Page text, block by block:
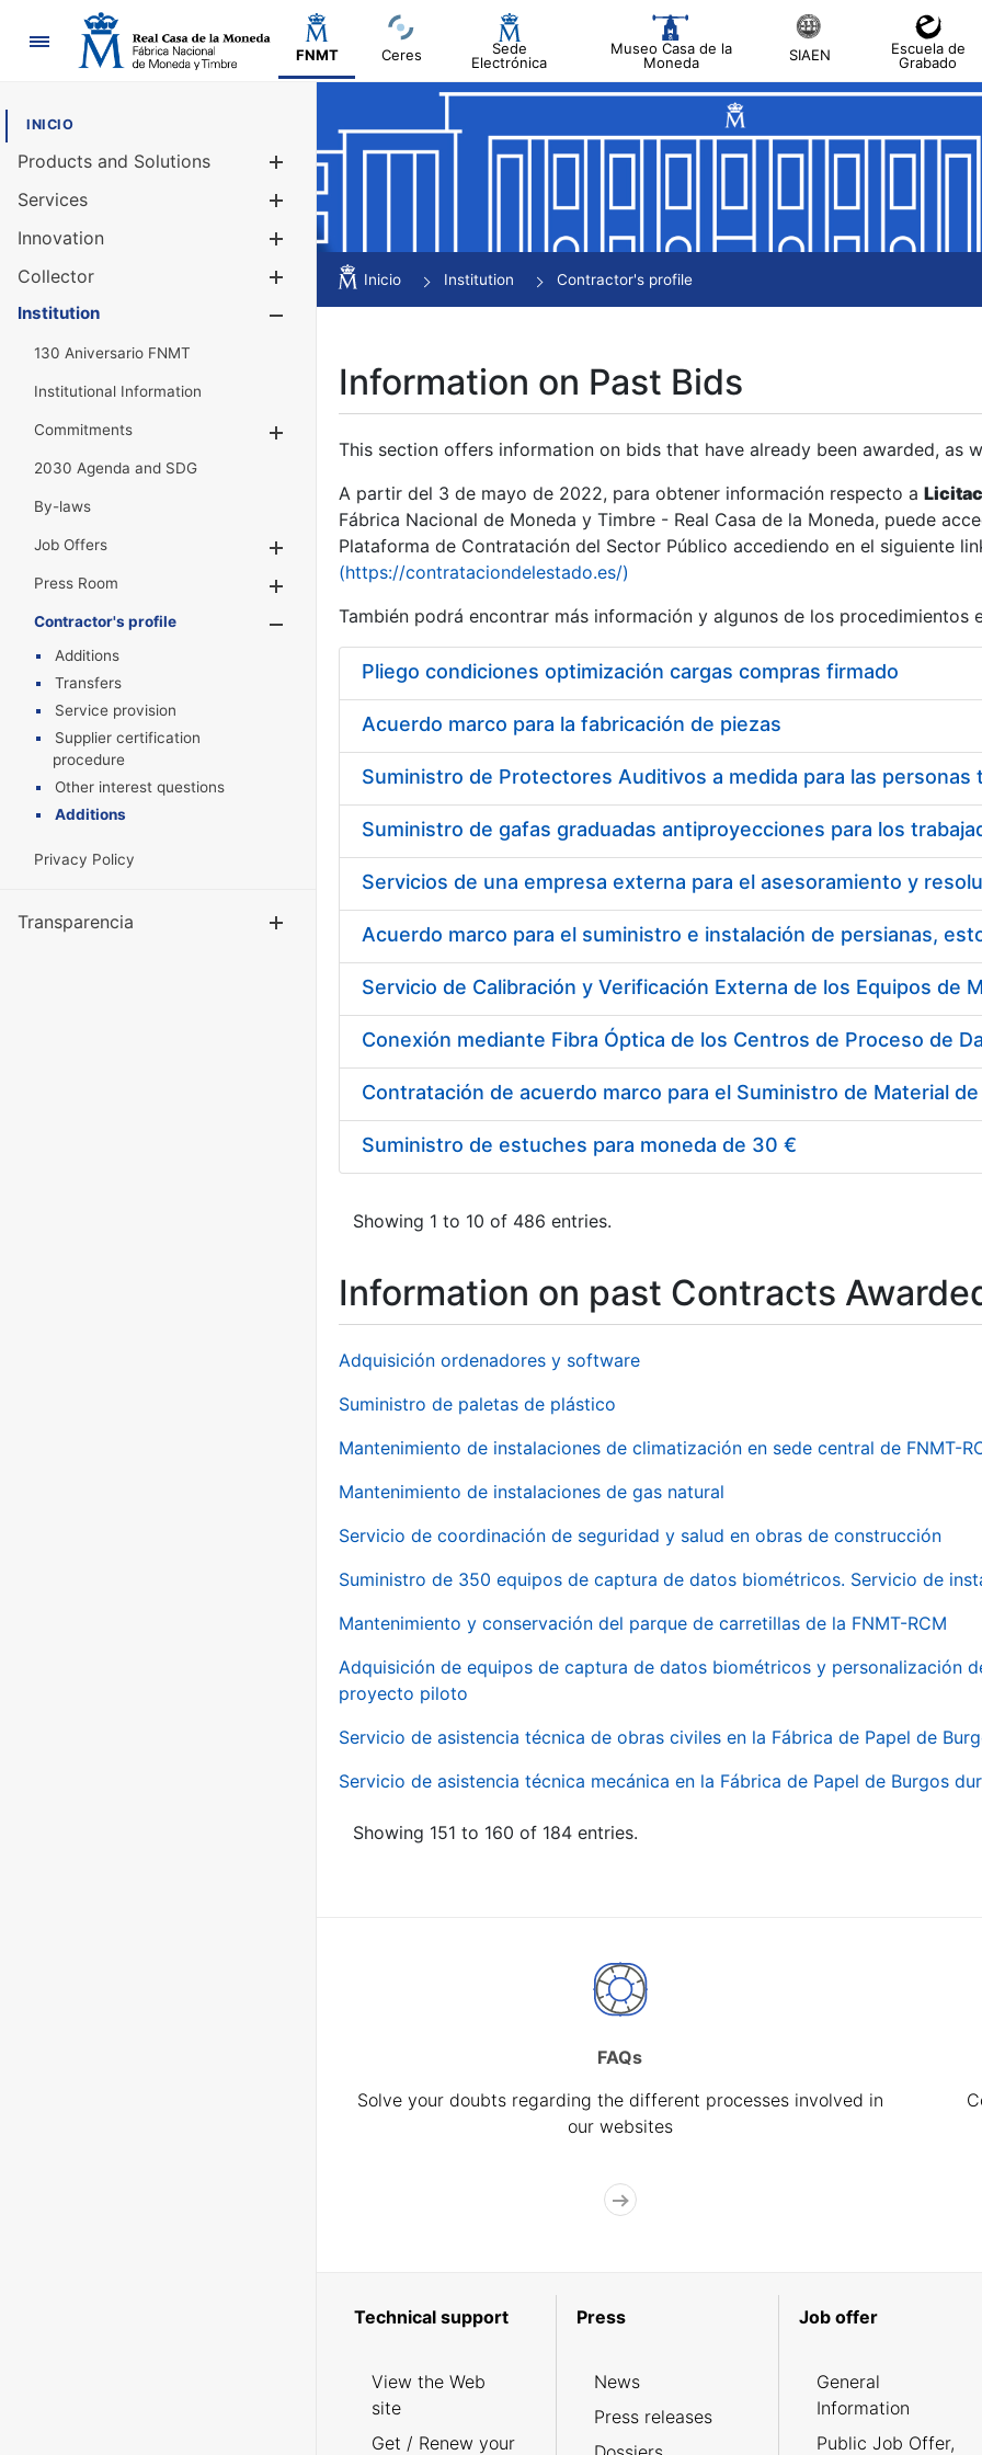
Navigation
FNMT Ceres
Sede
Electrónica
Museo Casa de la
Moneda
SIAEN
Escuela de
Grabado
INICIO
Products and Solutions
Services
Innovation
Collector
Show/Hide
Institution
130 Aniversario FNMT
Institutional Information
Commitments
2030 Agenda and SDG
By-laws
Job Offers
Show/Hide
Press Room
Show/Hide
Contractor's profile
Show/Hide
Additions
Transfers
Service provision
Supplier certification
procedure
Other interest questions
Additions
Privacy Policy
Transparencia Show/Hide
Inicio Institution Contractor's profile
Information on Past Bids
This section offers information on bids that have already been awarded, as
A partir del 3 de mayo de 2022, para obtener información respecto a
Fábrica Nacional de Moneda y Timbre - Real Casa de la Moneda, puede
Plataforma de Contratación del Sector Público accediendo en el siguiente
(https://contrataciondelestado.es/)
También podrá encontrar más información y algunos de los procedimientos
Pliego condiciones optimización cargas compras firmado
Acuerdo marco para la fabricación de piezas
Acuerdo marco para el suministro e instalación de persianas,
Suministro de estuches para moneda de 30 €
Showing 1 to 10 of 486 entries.
Information on past Contracts
Adquisición ordenadores y software
Suministro de paletas de plástico
Mantenimiento de instalaciones de climatización en sede central de FNMT-
Mantenimiento de instalaciones de gas natural
Servicio de coordinación de seguridad y salud en obras de construcción
Suministro de 350 equipos de captura de datos biométricos. Servicio de
Mantenimiento y conservación del parque de carretillas de la FNMT-RCM
Adquisición de equipos de captura de datos biométricos y personalización
proyecto piloto
Servicio de asistencia técnica de obras civiles en la Fábrica de Papel de
Servicio de asistencia técnica mecánica en la Fábrica de Papel de Burgos
Showing 151 to 160 of 184 entries.
FAQs
Solve your doubts regarding the different processes involved in
our websites
Technical support
View the Web
site
Get / Renew your
Press
News
Press releases
Job offer
General
Information
Public Job Offer,